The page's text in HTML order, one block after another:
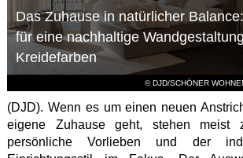
© DJD/SCHÖNER
Das Zuhause in natürlicher
für eine nachhaltige
Kreidefarben
(DJD). Wenn es um einen neuen
eigene Zuhause geht, stehen meist
persönliche Vorlieben und der